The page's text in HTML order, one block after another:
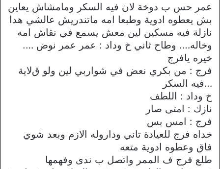
عمر حس ب دوخة ﻻن فيه السكر ومامشاش يعاين
بش يعطوه ادوية وطبعا امه ماتندريش عالشي هدا
نازلة فيه مسكين لين معش يسمع في نقاش امه
وخاله…. وطاح ثاني خ وداد : عمر عمر نوض ….
خيره يافرج
فرج : من بكري نعض في شواربي لين ولو قﻻية
…فيه السكر
خ وداد : اللطف
نازك : امتى صار
فرج : امس بس
خداه فرج للعيادة تاني وداروله اﻻزم وبعد شوي
فاق وعطوه ادوية متعه
طلع فرج ف الممر واتصل ب ندى وفهمها